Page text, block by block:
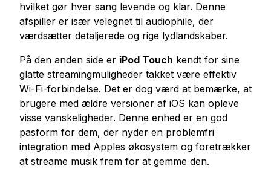
Twitter Tjenester
Køb Twitter Følgere
Køb Twitter Likes
Køb visninger på Twitter
Køb Twitter X-videovisninger
Youtube Tjenester
Køb Youtube Kommentar Likes
Køb Youtube-likes
hvilket gør hver sang levende og klar. Denne
afspiller er især velegnet til audiophile, der
værdsætter detaljerede og rige lydlandskaber.
På den anden side er iPod Touch kendt for sine
glatte streamingmuligheder takket være effektiv
Wi-Fi-forbindelse. Det er dog værd at bemærke, at
brugere med ældre versioner af iOS kan opleve
visse vanskeligheder. Denne enhed er en god
pasform for dem, der nyder en problemfri
integration med Apples økosystem og foretrækker
at streame musik frem for at gemme den.